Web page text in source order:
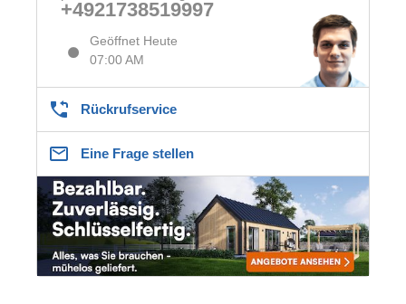
+4921738519997
Geöffnet Heute
07:00 AM
Rückrufservice
Eine Frage stellen